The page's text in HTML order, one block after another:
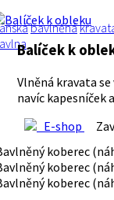
bavlněná
Balíček k
Vlněná kravata
navíc kapesníček
E-shop